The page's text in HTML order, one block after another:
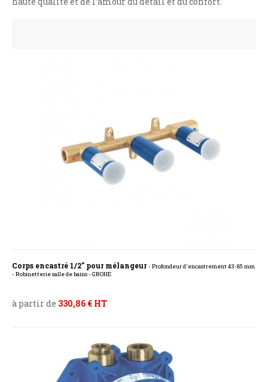
Corps encastré 1/2" pour mélangeur- Profondeur d'encastrement 43-85 mm
- Robinetterie salle de bains - GROHE
à partir de 330,86 € HT